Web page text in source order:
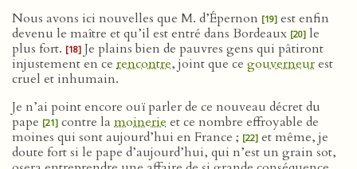
Nous avons ici nouvelles que M. d’Épernon [19] est enfin
devenu le maître et qu’il est entré dans Bordeaux [20] le
plus fort. [18] Je plains bien de pauvres gens qui pâtiront
injustement en ce rencontre, joint que ce gouverneurest
cruel et inhumain.
Je n’ai point encore ouï parler de ce nouveau décret du
pape [21] contre la moinerie et ce nombre effroyable de
moines qui sont aujourd’hui en France ; [22] et même, je
doute fort si le pape d’aujourd’hui, qui n’est un grain sot,